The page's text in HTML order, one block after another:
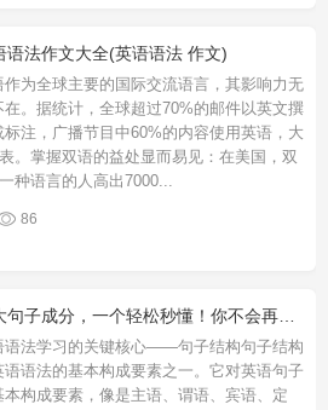
语法作文大全(英语语法 作文)
作为全球主要的国际交流语言，其影响力无
在。据统计，全球超过70%的邮件以英文撰
标注，广播节目中60%的内容使用英语，大
。掌握双语的益处显而易见：在美国，双
种语言的人高出7000...
86
语法学习的关键核心——句子结构句子结构
语语法的基本构成要素之一。它对英语句子
本构成要素，像是主语、谓语、宾语、定